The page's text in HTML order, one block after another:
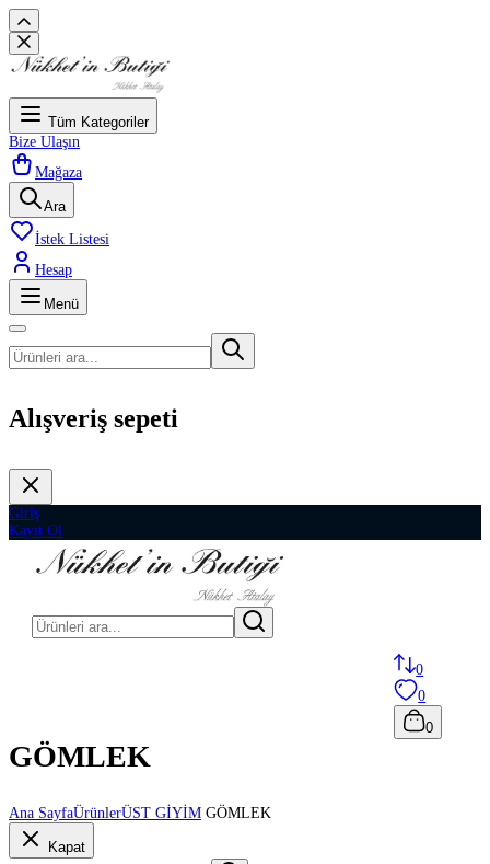
Tüm Kategoriler
Bize Ulaşın
Mağaza
Ara
İstek Listesi
Hesap
Menü
Alışveriş sepeti
Giriş
Kayıt Ol
0
0
0
GÖMLEK
Ana SayfaÜrünlerÜST GİYİM GÖMLEK
Kapat